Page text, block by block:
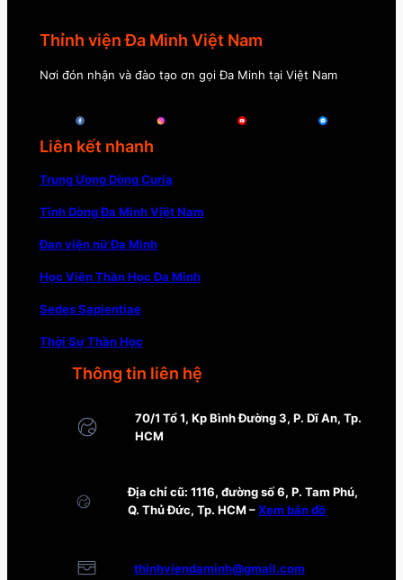
Thỉnh viện Đa Minh Việt Nam
Nơi đón nhận và đào tạo ơn gọi Đa Minh tại Việt Nam
Liên kết nhanh
Trung Ương Dòng Curia
Tỉnh Dòng Đa Minh Việt Nam
Đan viện nữ Đa Minh
Học Viện Thần Học Đa Minh
Sedes Sapientiae
Thời Sự Thần Học
Thông tin liên hệ
70/1 Tổ 1, Kp Bình Đường 3, P. Dĩ An, Tp.
HCM
Địa chỉ cũ: 1116, đường số 6, P. Tam Phú,
Q. Thủ Đức, Tp. HCM –Xem bản đồ
thinhviendaminh@gmail.com